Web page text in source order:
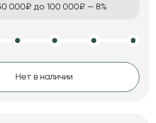
000₽ до 100 000₽ — 8%
Нет в наличии